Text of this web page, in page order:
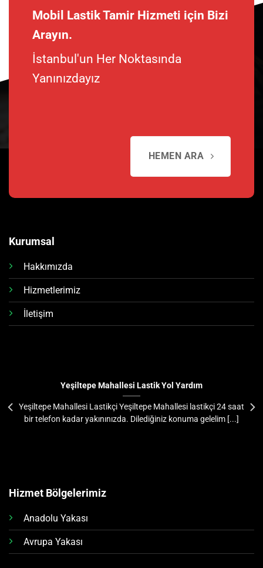
Mobil Lastik Tamir Hizmeti için Bizi
Arayın.
İstanbul'un Her Noktasında
Yanınızdayız
HEMEN ARA
Kurumsal
Hakkımızda
Hizmetlerimiz
İletişim
Yeşiltepe Mahallesi Lastik Yol Yardım
Yeşiltepe Mahallesi Lastikçi Yeşiltepe Mahallesi lastikçi 24 saat
bir telefon kadar yakınınızda. Dilediğiniz konuma gelelim [...]
Hizmet Bölgelerimiz
Anadolu Yakası
Avrupa Yakası